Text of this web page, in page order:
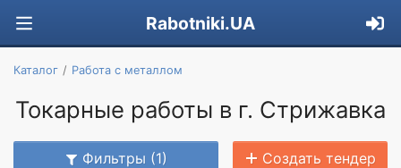
Rabotniki.UA
Каталог Работа с металлом
Токарные работы в г. Стрижавка
Фильтры (1) Создать тендер